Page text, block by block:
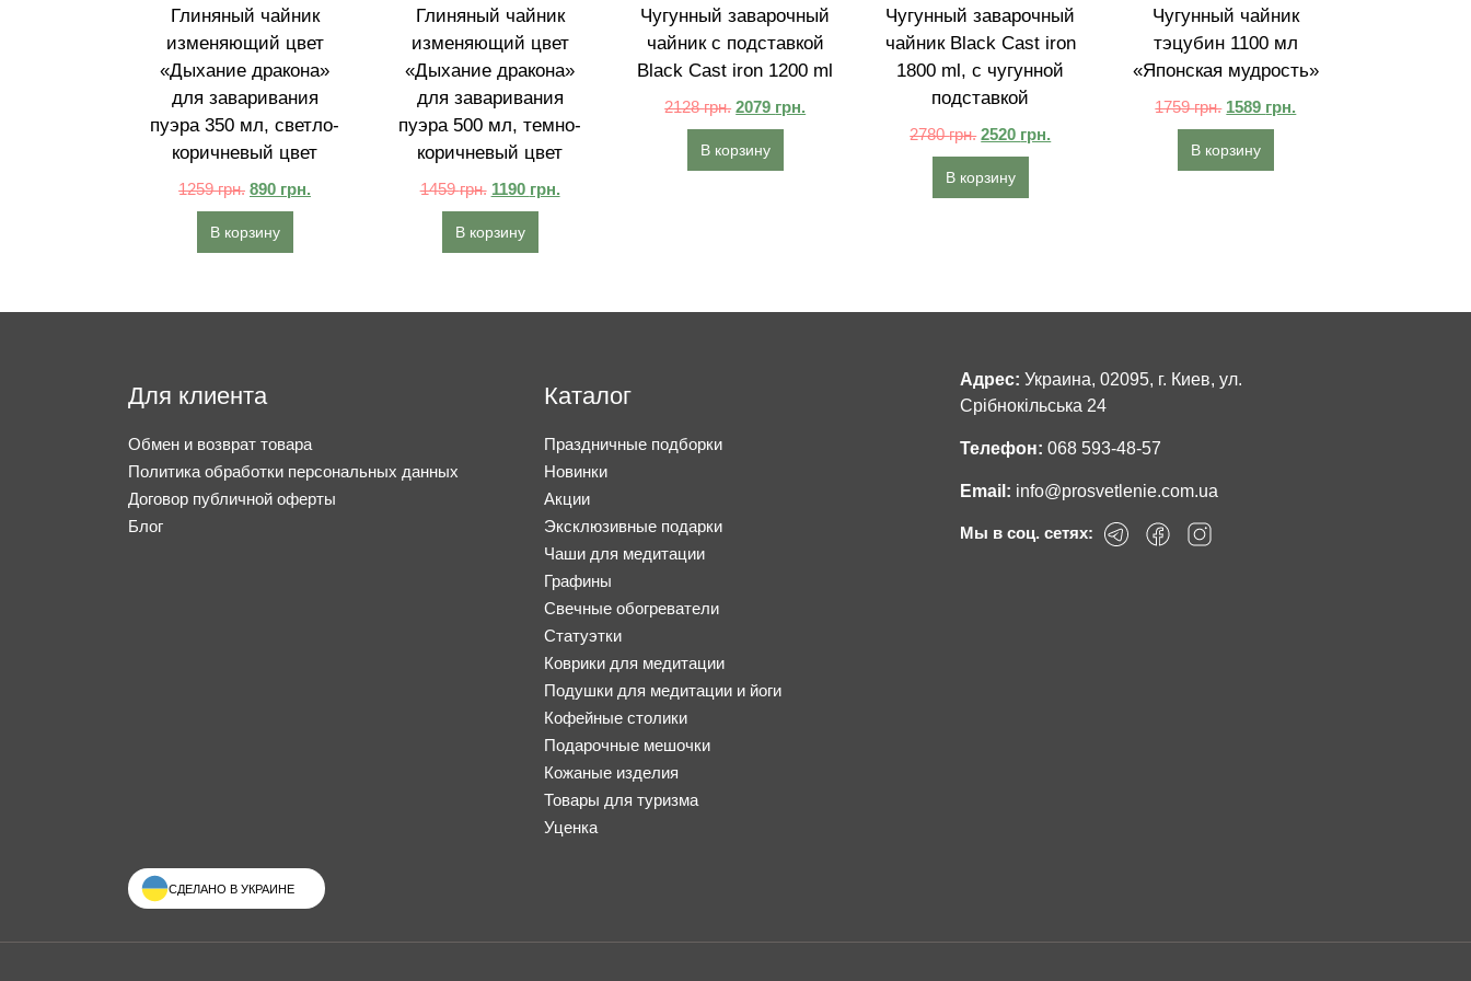
Глиняный чайник
изменяющий цвет
«Дыхание дракона»
для заваривания
пуэра 350 мл, светло-
коричневый цвет
1259грн. 890 грн.
В корзину
Глиняный чайник
изменяющий цвет
«Дыхание дракона»
для заваривания
пуэра 500 мл, темно-
коричневый цвет
1459грн. 1190 грн.
В корзину
Чугунный заварочный
чайник с подставкой
Black Cast iron 1200 ml
2128грн. 2079 грн.
В корзину
Чугунный заварочный
чайник Black Cast iron
1800 ml, с чугунной
подставкой
2780грн. 2520 грн.
В корзину
Чугунный чайник
тэцубин 1100 мл
«Японская мудрость»
1759грн. 1589 грн.
В корзину
Для клиента
Обмен и возврат товара
Политика обработки персональных данных
Договор публичной оферты
Блог
Каталог
Праздничные подборки
Новинки
Акции
Эксклюзивные подарки
Чаши для медитации
Графины
Свечные обогреватели
Статуэтки
Коврики для медитации
Подушки для медитации и йоги
Кофейные столики
Подарочные мешочки
Кожаные изделия
Товары для туризма
Уценка
Адрес: Украина, 02095, г. Киев, ул.
Срібнокільська 24
Телефон: 068 593-48-57
Email: info@prosvetlenie.com.ua
Мы в соц. сетях:
СДЕЛАНО В УКРАИНЕ